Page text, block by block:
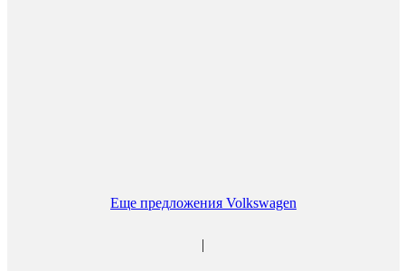
Еще предложения Volkswagen
|